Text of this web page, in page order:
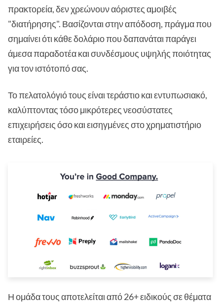
πρακτορεία, δεν χρεώνουν αόριστες αμοιβές
"διατήρησης". Βασίζονται στην απόδοση, πράγμα που
σημαίνει ότι κάθε δολάριο που δαπανάται παράγει
άμεσα παραδοτέα και συνδέσμους υψηλής ποιότητας
για τον ιστότοπό σας.
Το πελατολόγιό τους είναι τεράστιο και εντυπωσιακό,
καλύπτοντας τόσο μικρότερες νεοσύστατες
επιχειρήσεις όσο και εισηγμένες στο χρηματιστήριο
εταιρείες.
Η ομάδα τους αποτελείται από 26+ ειδικούς σε θέματα